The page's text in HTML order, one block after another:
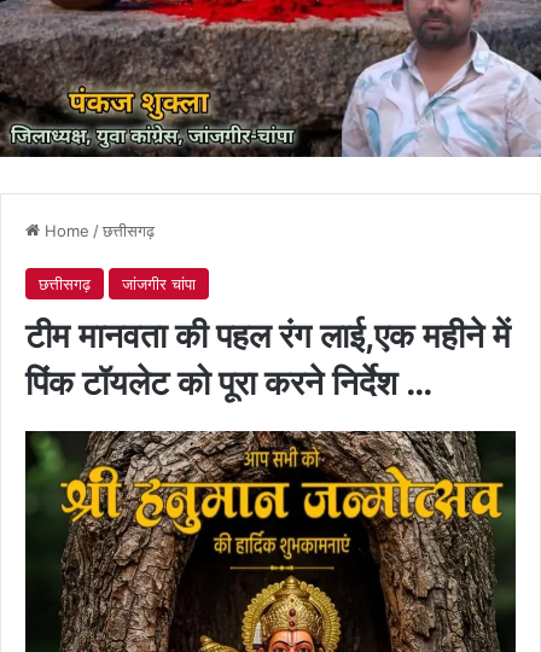
Home /छत्तीसगढ़
छत्तीसगढ़ जांजगीर चांपा
टीम मानवता की पहल रंग लाई,एक महीने में
पिंक टॉयलेट को पूरा करने निर्देश …